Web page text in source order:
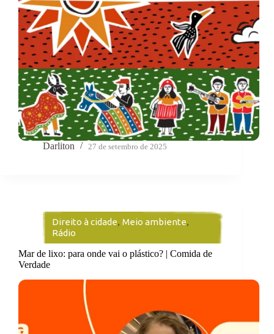
Darliton 27 de setembro de 2025
Direito à cidade, Meio ambiente,
Rádio
Mar de lixo: para onde vai o plástico? | Comida de
Verdade